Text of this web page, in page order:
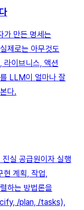
가 만든 명세는
제로는 아무것도
라이브니스, 액션
LLM이 얼마나 잘
다.
실 공급원이자 실행
현 계획, 작업,
하는 방법론을
/plan, /tasks),